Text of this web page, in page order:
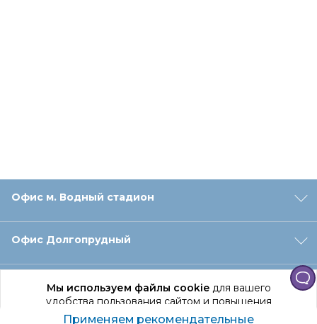
Мы используем файлы cookieдля вашего
удобства пользования сайтом и повышения
качества рекомендаций.
Офис м. Водный стадион
Офис Долгопрудный
Офис Санкт‑Петербург
Применяем рекомендательные